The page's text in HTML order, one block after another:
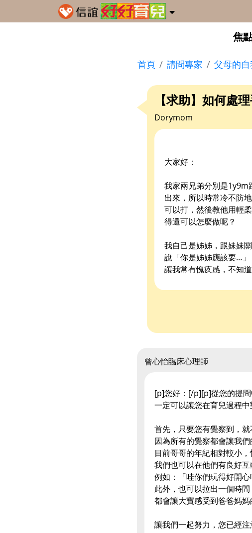
焦
首頁 請問專家 父母的
【求助】如何處
Dorymom
大家好：
我家兩兄弟分別是1y9m
出來，所以時常冷不防
可以打，然後教他用輕
得還可以怎麼做呢？
我自己是姊姊，跟妹妹
說「你是姊姊應該要…」
讓我常有愧疚感，不知
曾心怡臨床心理師
[p]您好：[/p][p]從您的提問
一定可以讓您在育兒過程中
首先，只要您有覺察到，
因為所有的覺察都會讓我們
目前哥哥的年紀相對較小
我們也可以在他們有良好互
例如：「哇你們玩得好開心
此外，也可以拉出一個時
都會讓大寶感受到爸爸媽媽
讓我們一起努力，您已經注